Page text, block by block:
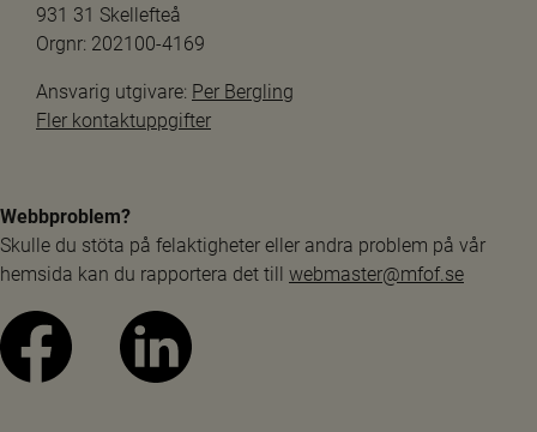
931 31 Skellefteå
Orgnr: 202100-4169
Ansvarig utgivare: Per Bergling
Fler kontaktuppgifter
Webbproblem?
Skulle du stöta på felaktigheter eller andra problem på vår
hemsida kan du rapportera det till webmaster@mfof.se